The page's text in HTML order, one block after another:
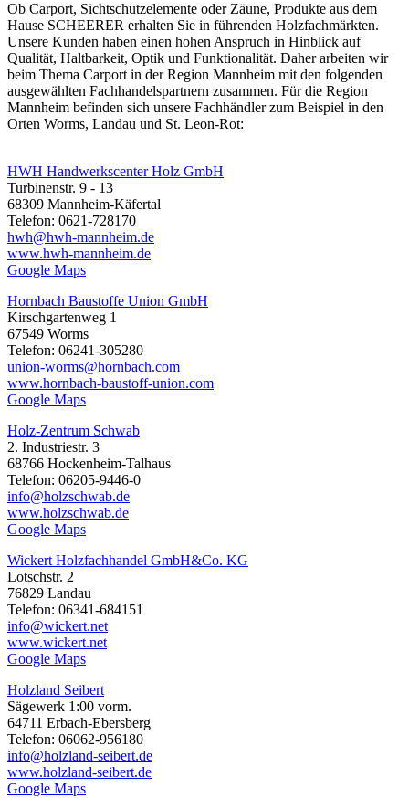
Ob Carport, Sichtschutzelemente oderZäune, Produkte aus dem
Hause SCHEERER erhalten Sie in führenden Holzfachmärkten.
Unsere Kunden haben einen hohen Anspruch in Hinblick auf
Qualität, Haltbarkeit, Optik und Funktionalität. Daher arbeiten wir
beim Thema Carportin der Region Mannheim mit den folgenden
ausgewählten Fachhandelspartnern zusammen. Für die Region
Mannheim befinden sich unsere Fachhändler zum Beispiel in den
Orten Worms, Landau und St. Leon-Rot:
HWH Handwerkscenter Holz GmbH
Turbinenstr. 9 - 13
68309 Mannheim-Käfertal
Telefon: 0621-728170
hwh@hwh-mannheim.de
www.hwh-mannheim.de
Google Maps
Hornbach Baustoffe Union GmbH
Kirschgartenweg 1
67549 Worms
Telefon: 06241-305280
union-worms@hornbach.com
www.hornbach-baustoff-union.com
Google Maps
Holz-Zentrum Schwab
2. Industriestr. 3
68766 Hockenheim-Talhaus
Telefon: 06205-9446-0
info@holzschwab.de
www.holzschwab.de
Google Maps
Wickert Holzfachhandel GmbH&Co. KG
Lotschstr. 2
76829 Landau
Telefon: 06341-684151
info@wickert.net
www.wickert.net
Google Maps
Holzland Seibert
Sägewerk 1:00 vorm.
64711 Erbach-Ebersberg
Telefon: 06062-956180
info@holzland-seibert.de
www.holzland-seibert.de
Google Maps